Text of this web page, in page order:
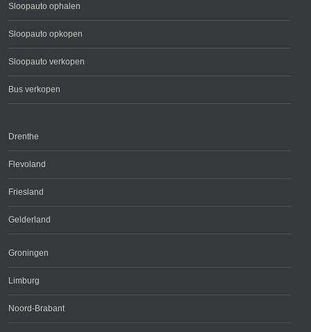
Sloopauto ophalen
Sloopauto opkopen
Sloopauto verkopen
Bus verkopen
Drenthe
Flevoland
Friesland
Gelderland
Groningen
Limburg
Noord-Brabant